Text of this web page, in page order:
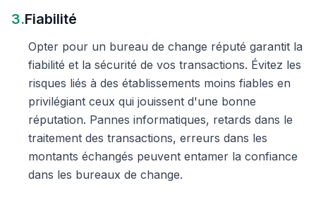
3.Fiabilité
Opter pour un bureau de change réputé garantit la
fiabilité et la sécurité de vos transactions. Évitez les
risques liés à des établissements moins fiables en
privilégiant ceux qui jouissent d'une bonne
réputation. Pannes informatiques, retards dans le
traitement des transactions, erreurs dans les
montants échangés peuvent entamer la confiance
dans les bureaux de change.